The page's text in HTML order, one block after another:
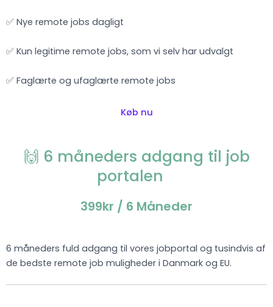
✅ Nye remote jobs dagligt
✅ Kun legitime remote jobs, som vi selv har udvalgt
✅ Faglærte og ufaglærte remote jobs
Køb nu
🙌 6 måneders adgang til job
portalen
399kr / 6 Måneder
6 måneders fuld adgang til vores jobportal og tusindvis af
de bedste remote job muligheder i Danmark og EU.